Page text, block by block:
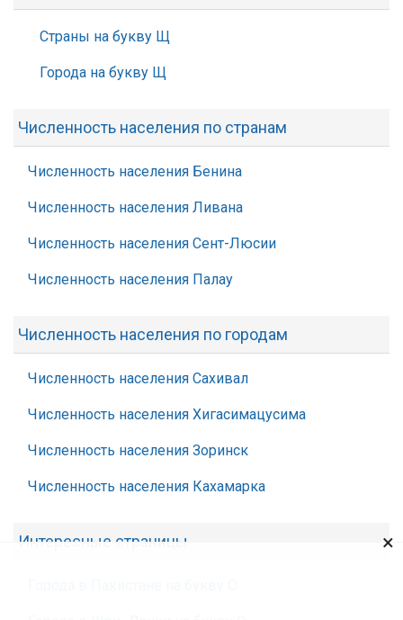
Страны на букву Щ
Города на букву Щ
Численность населения по странам
Численность населения Бенина
Численность населения Ливана
Численность населения Сент-Люсии
Численность населения Палау
Численность населения по городам
Численность населения Сахивал
Численность населения Хигасимацусима
Численность населения Зоринск
Численность населения Кахамарка
Интересные страницы ×